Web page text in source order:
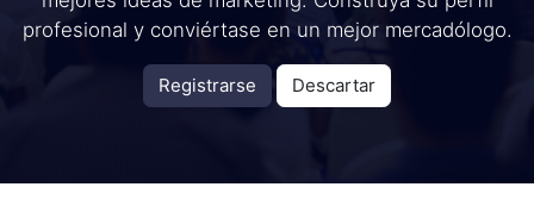
profesional y conviértase en un mejor mercadólogo.
Registrarse Descartar